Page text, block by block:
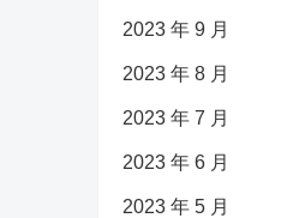
2023 年 9 月
2023 年 8 月
2023 年 7 月
2023 年 6 月
2023 年 5 月